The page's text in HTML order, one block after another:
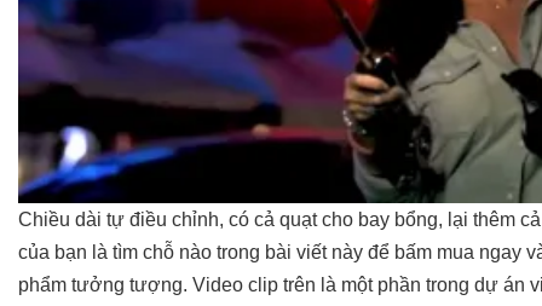
Chiều dài tự điều chỉnh, có cả quạt cho bay bổng, lại thêm
của bạn là tìm chỗ nào trong bài viết này để bấm mua ngay
phẩm tưởng tượng. Video clip trên là một phần trong dự án